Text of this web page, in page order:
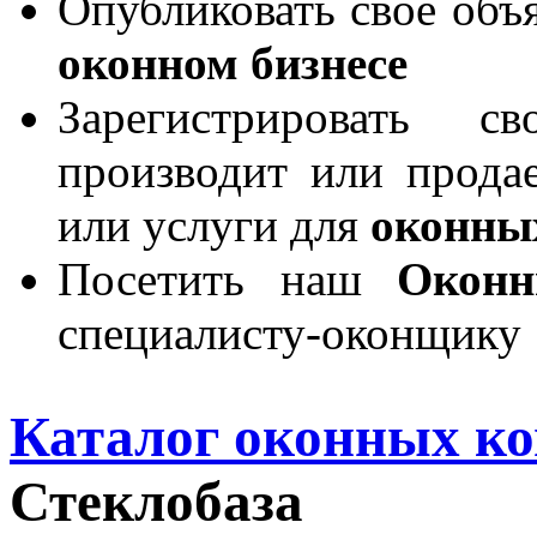
оконном бизнесе
производит или
или услуги для
Посетить наш
специалисту-оконщику
Каталог оконных
Стеклобаза